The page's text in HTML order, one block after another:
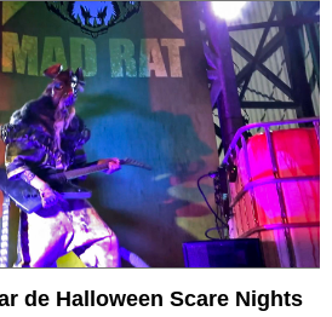
de Halloween Scare Nights